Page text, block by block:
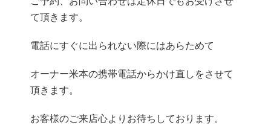
て頂きます。
電話にすぐに出られない際にはあらためて
オーナー米本の携帯電話からかけ直しをさせて
頂きます。
お客様のご来店心よりお待ちしております。